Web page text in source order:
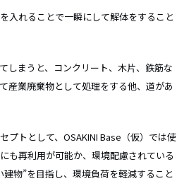
入れることで一瞬にして解体をすること
しまうと、コンクリート、木片、鉄筋な
産業廃棄物として処理をする他、道があ
プトとして、OSAKINI Base（仮）では使
も再利用が可能か、環境配慮されている
建物”を目指し、環境負荷を軽減すること